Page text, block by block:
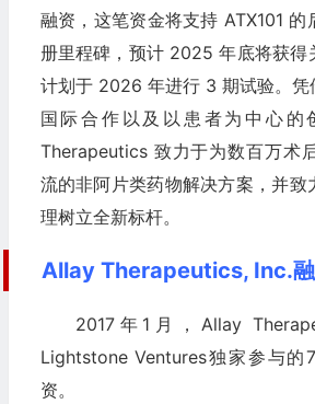
融资，这笔资金将支持 ATX101 的
册里程碑，预计 2025 年底将获得
计划于 2026 年进行 3 期试验。凭
国际合作以及以患者为中心的
Therapeutics 致力于为数百万术
流的非阿片类药物解决方案，并致
理树立全新标杆。
Allay Therapeutics, Inc.
2017年1月，Allay
Lightstone Ventures独家参与的
资。